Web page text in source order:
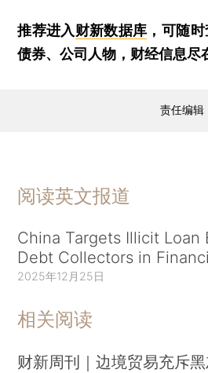
推荐进入财新数据库 ，可随
债券、公司人物，财经信息尽
责任编辑
阅读英文报道
China Targets Illicit Loan
Debt Collectors in
2025年12月25日
相关阅读
财新周刊｜边境贸易充斥